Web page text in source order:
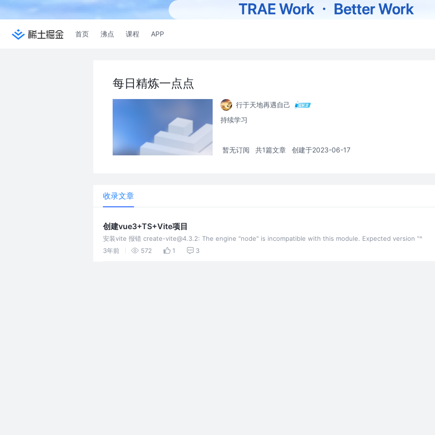
首页 沸点 课程 APP
每日精炼一点点
行于天地再遇自己
持续学习
暂无订阅 共1篇文章 创建于2023-06-17
收录文章
创建vue3+TS+Vite项目
安装vite 报错 create-vite@4.3.2: The engine "node" is incompatible with this module. Expected version "^
3年前
572 1 3